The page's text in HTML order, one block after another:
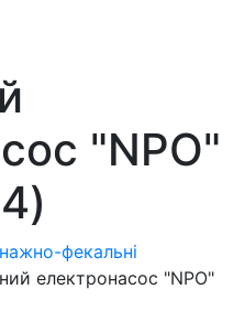
"NPO"
фекальні
електронасос "NPO"